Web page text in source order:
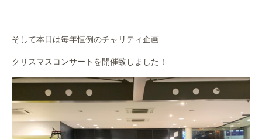
そして本日は毎年恒例のチャリティ企画
クリスマスコンサートを開催致しました！